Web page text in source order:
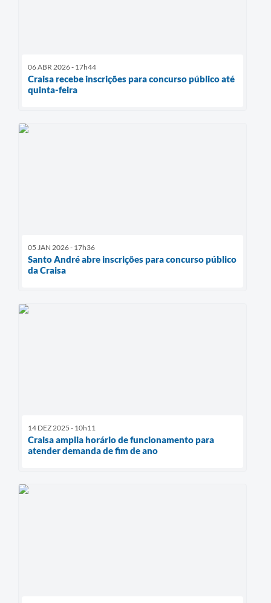
06 ABR 2026 - 17h44
Craisa recebe inscrições para concurso público até
quinta-feira
05 JAN 2026 - 17h36
Santo André abre inscrições para concurso público
da Craisa
14 DEZ 2025 - 10h11
Craisa amplia horário de funcionamento para
atender demanda de fim de ano